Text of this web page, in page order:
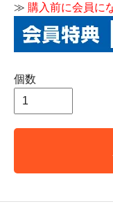
≫ 購入前に会員に
個数